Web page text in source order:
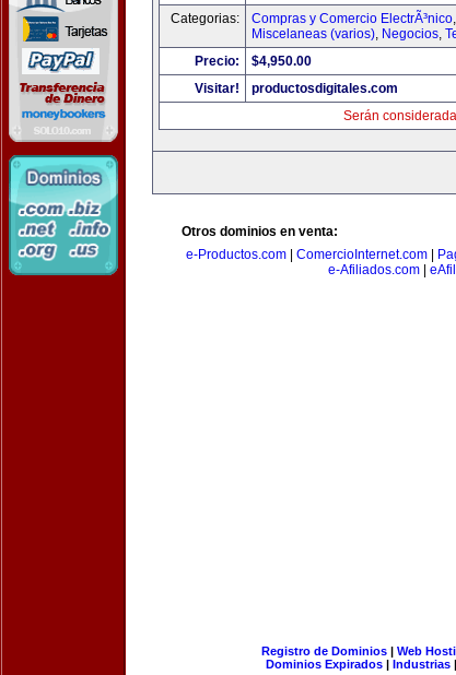
Categorias:
Compras y Comercio ElectrÃ³nico,
Miscelaneas (varios), Negocios,
Precio:
$4,950.00
Visitar!
productosdigitales.com
Serán
Otros dominios en venta:
e-Productos.com
ComercioInternet.com
e-Afiliados.com|
Registro de Dominios| Web
Dominios Expirados | Industrias |